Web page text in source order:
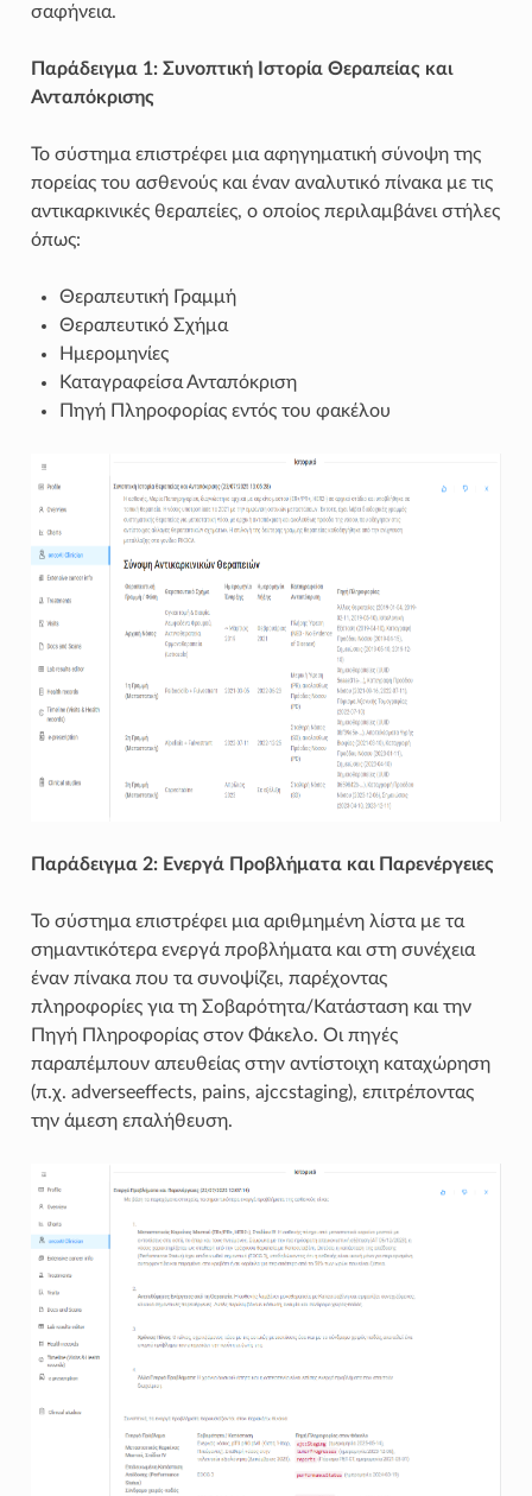
σαφήνεια.
Παράδειγμα 1: Συνοπτική Ιστορία Θεραπείας και
Ανταπόκρισης
Το σύστημα επιστρέφει μια αφηγηματική σύνοψη της
πορείας του ασθενούς και έναν αναλυτικό πίνακα με τις
αντικαρκινικές θεραπείες, ο οποίος περιλαμβάνει στήλες
όπως:
Θεραπευτική Γραμμή
Θεραπευτικό Σχήμα
Ημερομηνίες
Καταγραφείσα Ανταπόκριση
Πηγή Πληροφορίας εντός του φακέλου
Παράδειγμα 2: Ενεργά Προβλήματα και Παρενέργειες
Το σύστημα επιστρέφει μια αριθμημένη λίστα με τα
σημαντικότερα ενεργά προβλήματα και στη συνέχεια
έναν πίνακα που τα συνοψίζει, παρέχοντας
πληροφορίες για τη Σοβαρότητα/Κατάσταση και την
Πηγή Πληροφορίας στον Φάκελο. Οι πηγές
παραπέμπουν απευθείας στην αντίστοιχη καταχώρηση
(π.χ. adverseeffects, pains, ajccstaging), επιτρέποντας
την άμεση επαλήθευση.